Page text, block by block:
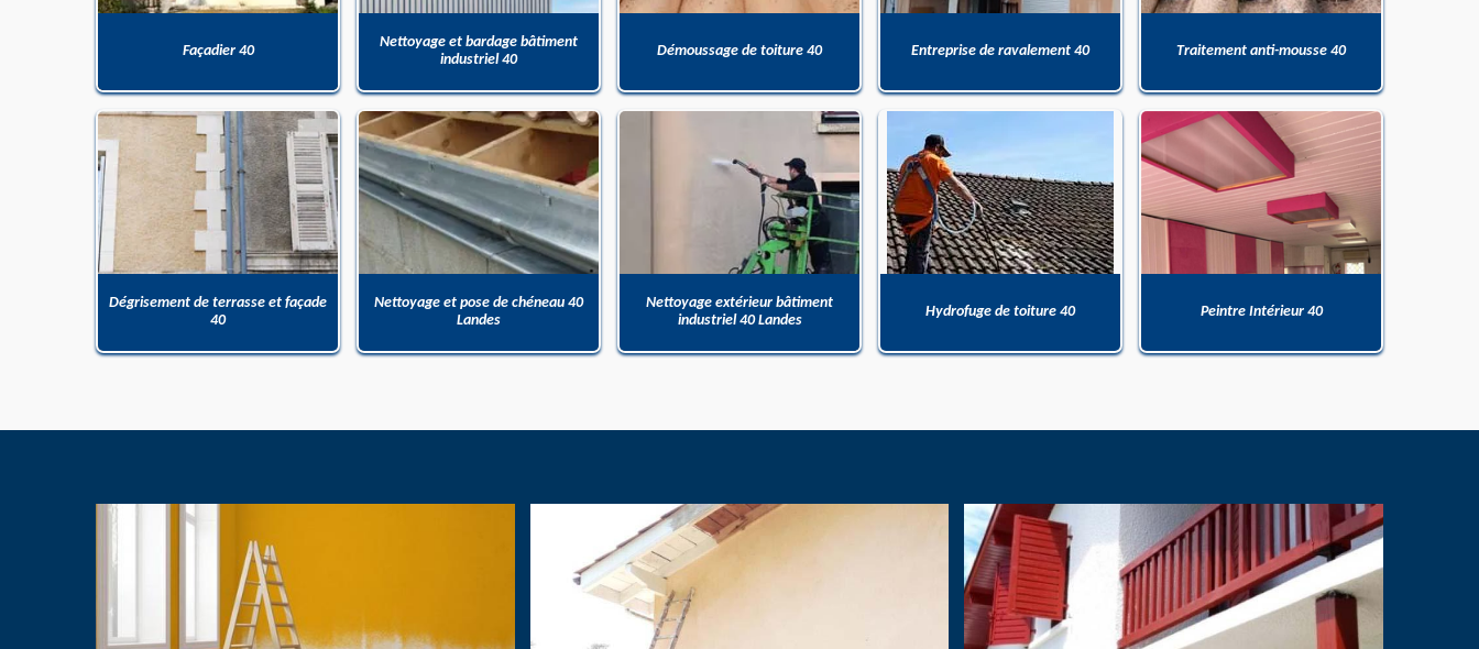
Façadier 40
Nettoyage et bardage bâtiment
industriel 40
Démoussage de toiture 40 Entreprise de ravalement 40 Traitement anti-mousse 40
Dégrisement de terrasse et façade
40
Nettoyage et pose de chéneau 40
Landes
Nettoyage extérieur bâtiment
industriel 40 Landes
Hydrofuge de toiture 40 Peintre Intérieur 40